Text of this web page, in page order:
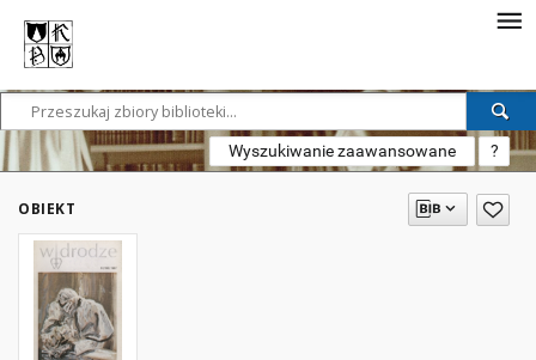
Wyszukiwanie zaawansowane ?
OBIEKT